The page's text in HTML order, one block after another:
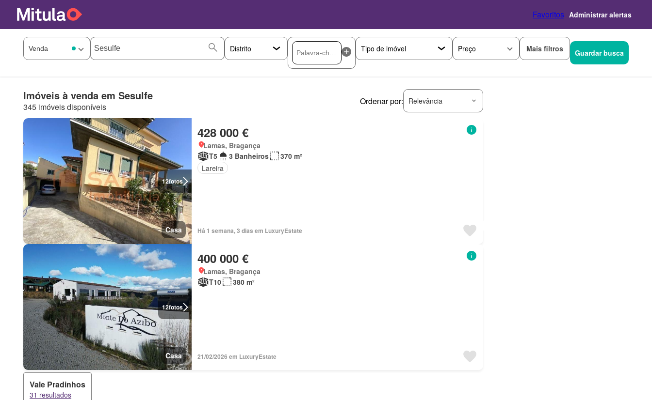
Favoritos Administrar alertas
Preço Mais filtros Guardar busca
Imóveis à venda em Sesulfe
345 imóveis disponíveis
Ordenar por: Relevância
12fotos
Casa
428 000 €
Lamas, Bragança
T5
3 Banheiros
370 m²
Lareira
Há 1 semana, 3 dias em LuxuryEstate
12fotos
Casa
400 000 €
Lamas, Bragança
T10
380 m²
21/02/2026 em LuxuryEstate
Vale Pradinhos
31 resultados